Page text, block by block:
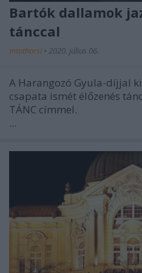
Bartók dallamok
tánccal
mtothorsi • 2020. július 06.
A Harangozó Gyula-díjjal
csapata ismét élőzenés
TÁNC címmel.
...